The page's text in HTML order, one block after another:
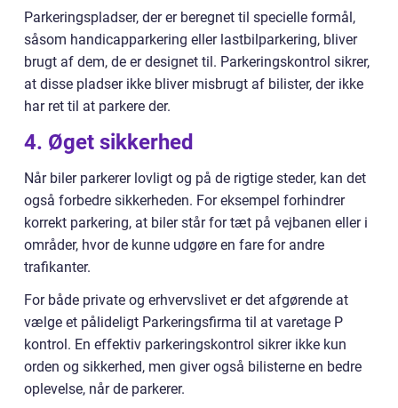
Parkeringspladser, der er beregnet til specielle formål,
såsom handicapparkering eller lastbilparkering, bliver
brugt af dem, de er designet til. Parkeringskontrol sikrer,
at disse pladser ikke bliver misbrugt af bilister, der ikke
har ret til at parkere der.
4. Øget sikkerhed
Når biler parkerer lovligt og på de rigtige steder, kan det
også forbedre sikkerheden. For eksempel forhindrer
korrekt parkering, at biler står for tæt på vejbanen eller i
områder, hvor de kunne udgøre en fare for andre
trafikanter.
For både private og erhvervslivet er det afgørende at
vælge et pålideligt Parkeringsfirma til at varetage P
kontrol. En effektiv parkeringskontrol sikrer ikke kun
orden og sikkerhed, men giver også bilisterne en bedre
oplevelse, når de parkerer.